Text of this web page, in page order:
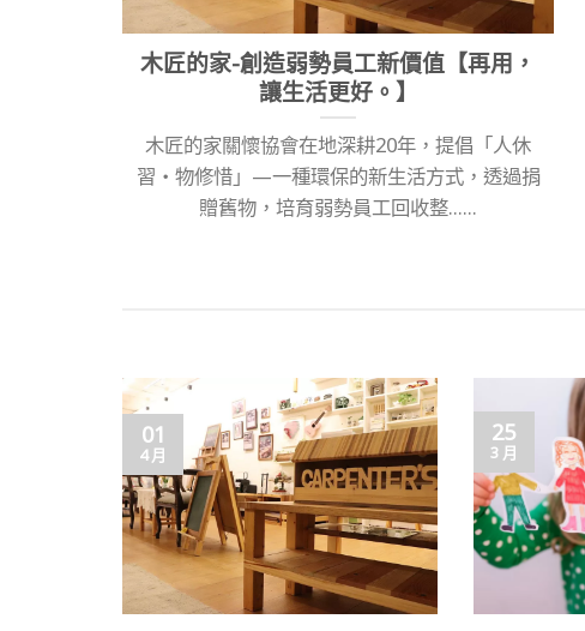
木匠的家-創造弱勢員工新價值【再用，
讓生活更好。】
木匠的家關懷協會在地深耕20年，提倡「人休
習‧物修惜」—一種環保的新生活方式，透過捐
贈舊物，培育弱勢員工回收整......
01
4 月
25
3 月